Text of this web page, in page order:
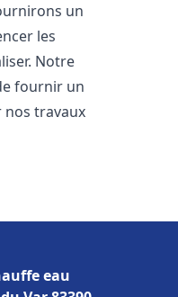
un
les
Notre
fournir un
nos travaux
eau